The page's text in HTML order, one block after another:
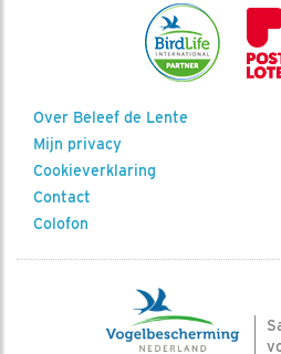
Over Beleef de Lente
Mijn privacy
Cookieverklaring
Contact
Colofon